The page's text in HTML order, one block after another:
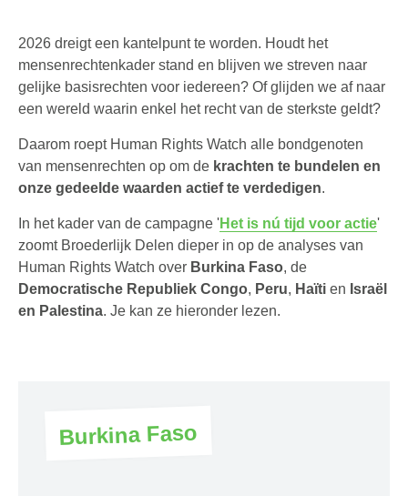
2026 dreigt een kantelpunt te worden. Houdt het
mensenrechtenkader stand en blijven we streven naar
gelijke basisrechten voor iedereen? Of glijden we af naar
een wereld waarin enkel het recht van de sterkste geldt?
Daarom roept Human Rights Watch alle bondgenoten
van mensenrechten op om de krachten te bundelen en
onze gedeelde waarden actief te verdedigen.
In het kader van de campagne 'Het is nú tijd voor actie'
zoomt Broederlijk Delen dieper in op de analyses van
Human Rights Watch over Burkina Faso, de
Democratische Republiek Congo, Peru, Haïti en Israël
en Palestina. Je kan ze hieronder lezen.
Burkina Faso